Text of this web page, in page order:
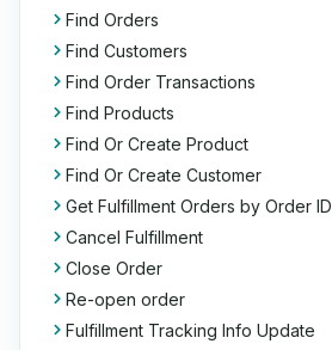
Find Orders
Find Customers
Find Order Transactions
Find Products
Find Or Create Product
Find Or Create Customer
Get Fulfillment Orders by Order ID
Cancel Fulfillment
Close Order
Re-open order
Fulfillment Tracking Info Update